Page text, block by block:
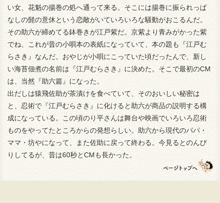
い女、花魁の揚巻の処へ通って来る。そこには揚巻に振られっぱ
なしの髭の意休という恋敵がいていろいろな騒動がおこるんだ。
その助六が締めてる鉢巻きが江戸紫だ。京紫より青みがかった紫
でね、これが昔の小唄本の表紙になっていて、本の題も『江戸む
らさき』なんだ。おやじが小唄にこっていた頃だったんで、新し
い海苔佃煮の名前は『江戸むらさき』に決めた。そこで最初のCM
は、当然『助六篇』になった。
出だしは猿飛佐助が茶漬けを食べていて、そのおいしい秘密は
と、忍術で『江戸むらさき』に化けると助六が商品の説明する構
成になっている。この頃のり平さんは舞台や映画でいろいろ忍術
ものをやってたところからの発想らしい。助六から現代のパパ・
ママ・坊やになって、また佐助に戻って終わる。今見るとのんび
りしてるが、昔は60秒とCMも長かった。